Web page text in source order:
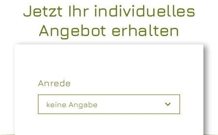
Jetzt Ihr individuelles
Angebot erhalten
Anrede